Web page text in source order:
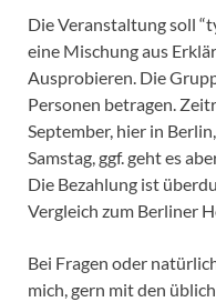
Die Veranstaltung soll
eine Mischung aus
Ausprobieren. Die
Personen betragen.
September, hier in
Samstag, ggf. geht es
Die Bezahlung ist
Vergleich zum Berliner
Bei Fragen oder
mich, gern mit den